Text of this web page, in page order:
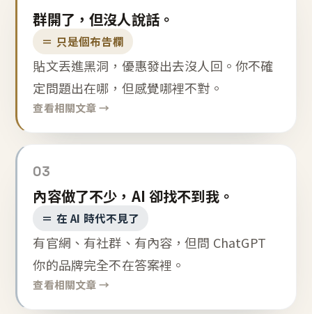
群開了，但沒人說話。
＝ 只是個布告欄
貼文丟進黑洞，優惠發出去沒人回。你不確
定問題出在哪，但感覺哪裡不對。
查看相關文章 →
03
內容做了不少，AI 卻找不到我。
＝ 在 AI 時代不見了
有官網、有社群、有內容，但問 ChatGPT
你的品牌完全不在答案裡。
查看相關文章 →